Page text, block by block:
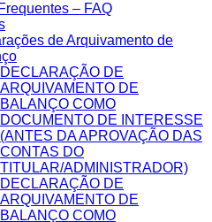
– FAQ
de Arquivamento de
DECLARAÇÃO DE
ARQUIVAMENTO DE
BALANÇO COMO
DOCUMENTO DE INTERESSE
(ANTES DA APROVAÇÃO DAS
CONTAS DO
TITULAR/ADMINISTRADOR)
DECLARAÇÃO DE
ARQUIVAMENTO DE
BALANÇO COMO